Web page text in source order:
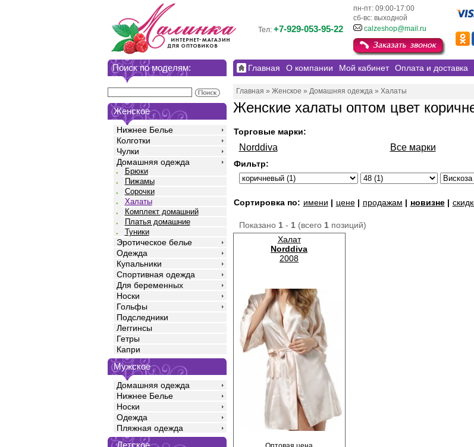
пн-пт: 09:00-17:00
сб-вс: выходной
Тел: +7-929-053-95-22 calzeshop@mail.ru
Поиск по моделям:
Женское
Нижнее Белье
Колготки
Чулки
Домашняя одежда
Брюки
Пижамы
Сорочки
Халаты
Комплект домашний
Платья домашние
Туники
Эротическое белье
Одежда
Купальники
Спортивная одежда
Для беременных
Носки
Гольфы
Подследники
Леггинсы
Гетры
Капри
Мужское
Домашняя одежда
Нижнее Белье
Носки
Одежда
Пляжная одежда
Главная О компании Мой кабинет Оплата и доставка
Главная » Женское » Домашняя одежда» Халаты
Женские халаты оптом цвет
Торговые марки:
Norddiva Все марки
Фильтр:
Сортировка по: имени | цене| продажам | новизне|
Показано 1- 1(всего 1позиций)
Халат
Norddiva
2008
Халат женский на запахе с поясом, рукав